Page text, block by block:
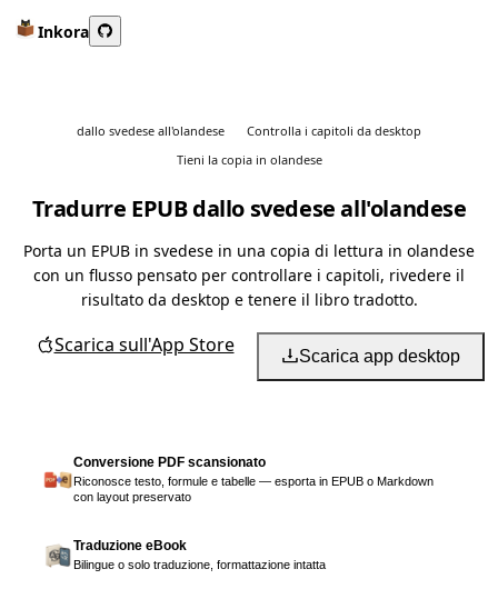
Inkora
dallo svedese all'olandese
Controlla i capitoli da desktop
Tieni la copia in olandese
Tradurre EPUB dallo svedese all'olandese
Porta un EPUB in svedese in una copia di lettura in olandese
con un flusso pensato per controllare i capitoli, rivedere il
risultato da desktop e tenere il libro tradotto.
Scarica sull'App Store Scarica app desktop
Conversione PDF scansionato
Riconosce testo, formule e tabelle — esporta in EPUB o Markdown
con layout preservato
Traduzione eBook
Bilingue o solo traduzione, formattazione intatta